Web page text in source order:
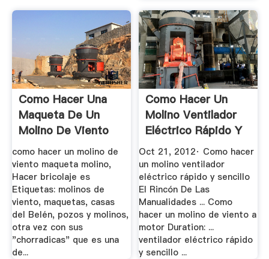
Como Hacer Una
Maqueta De Un
Molino De Viento
como hacer un molino de
viento maqueta molino,
Hacer bricolaje es
Etiquetas: molinos de
viento, maquetas, casas
del Belén, pozos y molinos,
otra vez con sus
"chorradicas" que es una
de...
Como Hacer Un
Molino Ventilador
Eléctrico Rápido Y
...
Oct 21, 2012· Como hacer
un molino ventilador
eléctrico rápido y sencillo
El Rincón De Las
Manualidades ... Como
hacer un molino de viento a
motor Duration: ...
ventilador eléctrico rápido
y sencillo ...